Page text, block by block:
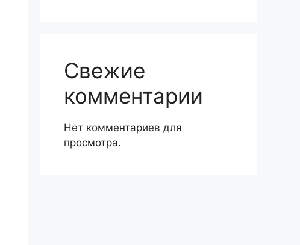
Свежие
комментарии
Нет комментариев для
просмотра.